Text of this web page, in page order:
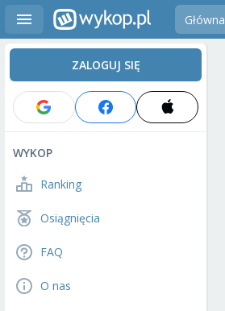
Główna
ZALOGUJ SIĘ
WYKOP
Ranking
Osiągnięcia
FAQ
O nas